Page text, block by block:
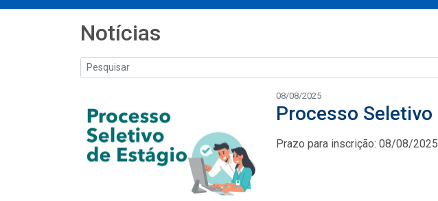
Notícias
08/08/2025
Processo
Prazo para inscrição: 08/08/